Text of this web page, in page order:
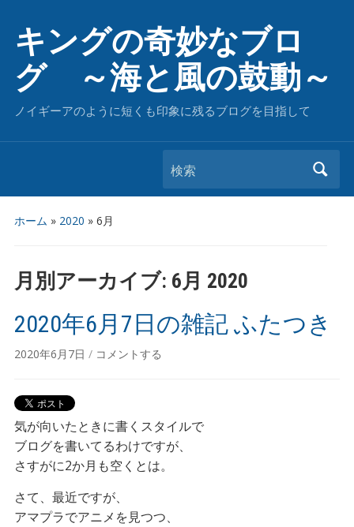
キングの奇妙なブロ
グ ～海と風の鼓動～
ノイギーアのように短くも印象に残るブログを目指して
検索
ホーム » 2020 » 6月
月別アーカイブ: 6月 2020
2020年6月7日の雑記 ふたつき
2020年6月7日 / コメントする
気が向いたときに書くスタイルで
ブログを書いてるわけですが、
さすがに2か月も空くとは。
さて、最近ですが、
アマプラでアニメを見つつ、